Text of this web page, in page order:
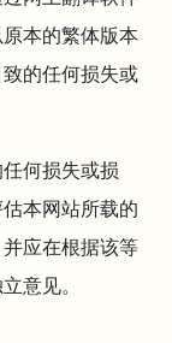
本的繁体版本
的任何损失或
何损失或损
本网站所载的
应在根据该等
意见。